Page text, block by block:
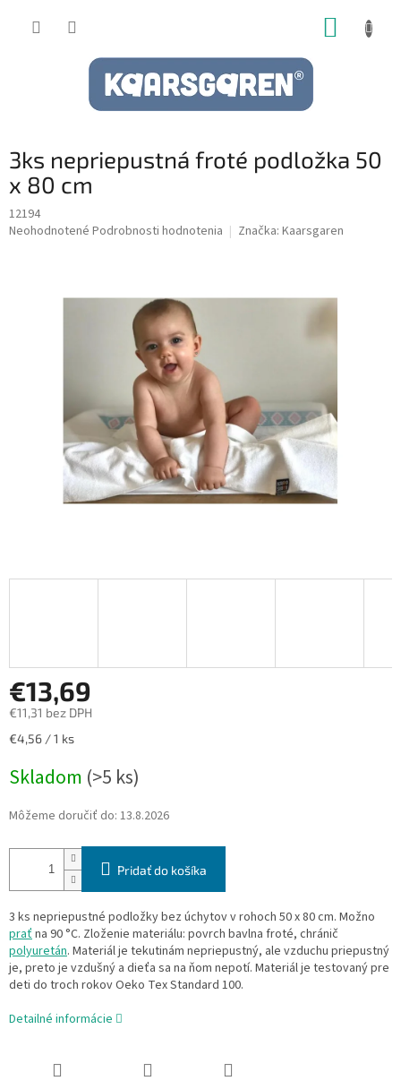
3ks nepriepustná froté podložka 50
x 80 cm
12194
Priemerné
Neohodnotené Podrobnosti hodnotenia Značka: Kaarsgaren
€13,69
€11,31 bez DPH
Jednotková
€4,56 / 1 ks
Skladom (>5 ks)
Môžeme doručiť do: 13.8.2026
Pridať do košíka
3 ks nepriepustné podložky bez úchytov v rohoch 50 x 80 cm. Možno
praťna 90 °C. Zloženie materiálu: povrch bavlna froté, chránič
polyuretán. Materiál je tekutinám nepriepustný, ale vzduchu priepustný
je, preto je vzdušný a dieťa sa na ňom nepotí. Materiál je testovaný pre
deti do troch rokov Oeko Tex Standard 100.
Detailné informácie